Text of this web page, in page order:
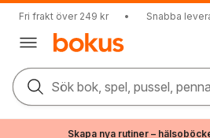
Fri frakt över 249 kr • Snabba
Sök bok, spel, pussel,
Skapa nya rutiner –